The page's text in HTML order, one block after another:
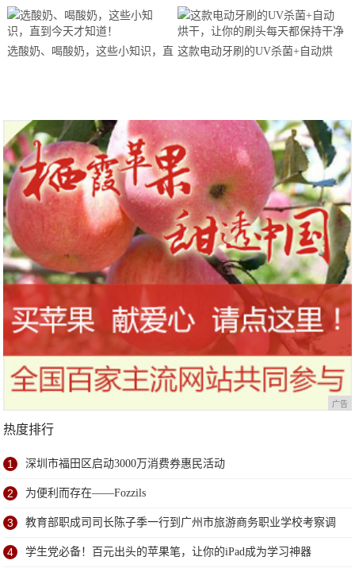
马拉松超级精英赛顺德海骏达中心
站欢乐开跑
选酸奶、喝酸奶，这些小知识，直 这款电动牙刷的UV杀菌+自动烘
广告
热度排行
1 深圳市福田区启动3000万消费券惠民活动
2 为便利而存在——Fozzils
3 教育部职成司司长陈子季一行到广州市旅游商务职业学校考察调
研
4 学生党必备！百元出头的苹果笔，让你的iPad成为学习神器